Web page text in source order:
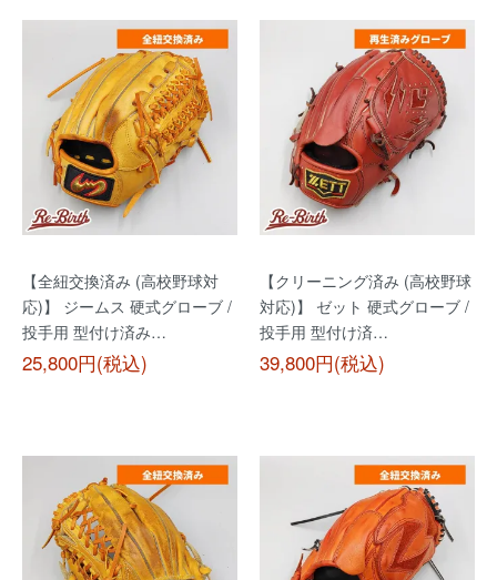
【全紐交換済み (高校野球対
応)】 ジームス 硬式グローブ /
投手用 型付け済み…
25,800円(税込)
【クリーニング済み (高校野球
対応)】 ゼット 硬式グローブ /
投手用 型付け済…
39,800円(税込)